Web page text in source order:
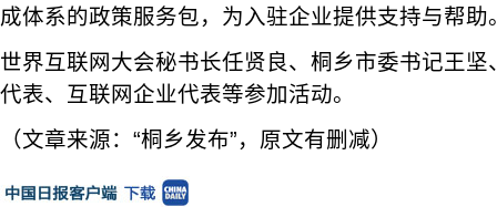
成体系的政策服务包，为入驻企业提供支持与帮助
世界互联网大会秘书长任贤良、桐乡市委书记王
代表、互联网企业代表等参加活动。
（文章来源：“桐乡发布”，原文有删减）